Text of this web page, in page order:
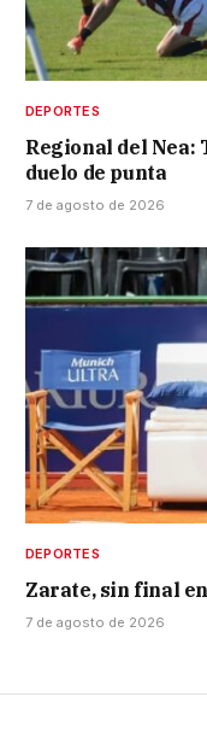
DEPORTES
Regional del Nea:
duelo de punta
7 de agosto de 2026
DEPORTES
Zarate, sin final
7 de agosto de 2026